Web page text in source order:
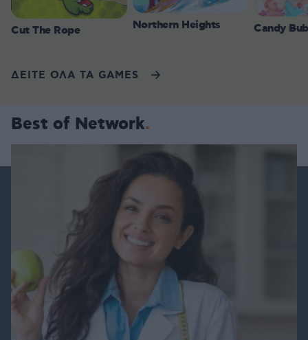
Cut The Rope Northern Heights Candy
ΔΕΙΤΕ ΟΛΑ ΤΑ GAMES
Best of Network